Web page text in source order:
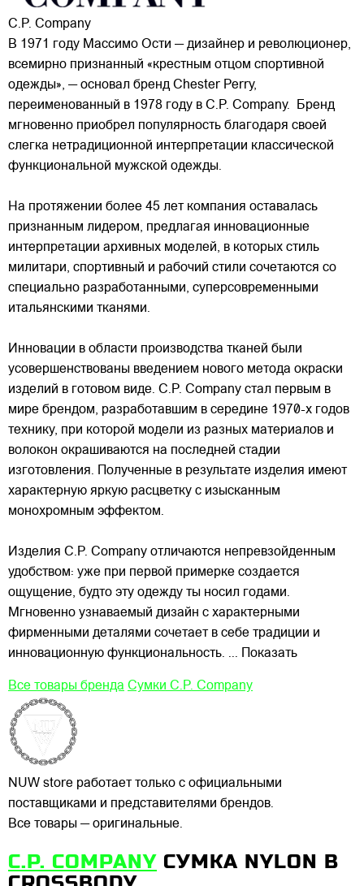
C.P. Company
В 1971 году Массимо Ости — дизайнер и революционер,
всемирно признанный «крестным отцом спортивной
одежды», — основал бренд Chester Perry,
переименованный в 1978 году в C.P. Company. Бренд
мгновенно приобрел популярность благодаря своей
слегка нетрадиционной интерпретации классической
функциональной мужской одежды.
На протяжении более 45 лет компания оставалась
признанным лидером, предлагая инновационные
интерпретации архивных моделей, в которых стиль
милитари, спортивный и рабочий стили сочетаются со
специально разработанными, суперсовременными
итальянскими тканями.
Инновации в области производства тканей были
усовершенствованы введением нового метода окраски
изделий в готовом виде. C.P. Company стал первым в
мире брендом, разработавшим в середине 1970-х годов
технику, при которой модели из разных материалов и
волокон окрашиваются на последней стадии
изготовления. Полученные в результате изделия имеют
характерную яркую расцветку с изысканным
монохромным эффектом.
Изделия C.P. Company отличаются непревзойденным
удобством: уже при первой примерке создается
ощущение, будто эту одежду ты носил годами.
Мгновенно узнаваемый дизайн с характерными
фирменными деталями сочетает в себе традиции и
инновационную функциональность. ... Показать
Все товары бренда Сумки C.P. Company
NUW store работает только с официальными
поставщиками и представителями брендов.
Все товары — оригинальные.
C.P. COMPANY СУМКА NYLON B